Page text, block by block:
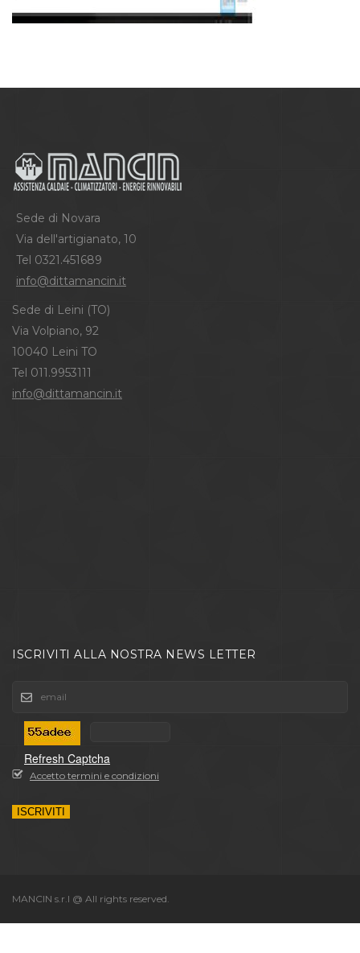
Sede di Novara
Via dell'artigianato, 10
Tel 0321.451689
info@dittamancin.it
Sede di Leini (TO)
Via Volpiano, 92
10040 Leini TO
Tel 011.9953111
info@dittamancin.it
ISCRIVITI ALLA NOSTRA NEWS LETTER
Refresh Captcha
Accetto termini e condizioni
ISCRIVITI
MANCIN s.r.l @ All rights reserved.